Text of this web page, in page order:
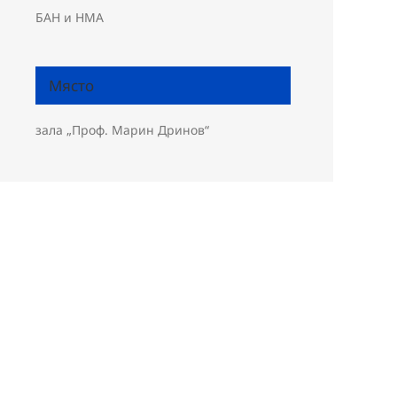
БАН и НМА
Място
зала „Проф. Марин Дринов“